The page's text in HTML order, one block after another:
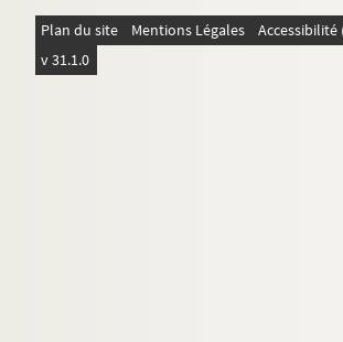
Plan du site Mentions Légales
v 31.1.0